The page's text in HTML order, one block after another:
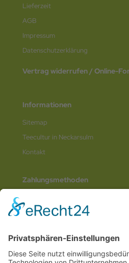
Lieferzeit
AGB
Impressum
Datenschutz­erklärung
Vertrag widerrufen / Online-
Informationen
Sitemap
Teecultur in Neckarsulm
Kontakt
Zahlungsmethoden
Social Media